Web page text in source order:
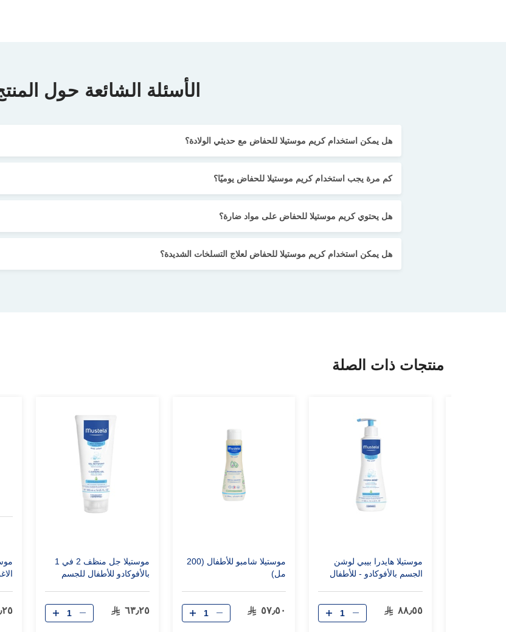
الأسئلة الشائعة حول
هل يمكن استخدام كريم موستيلا للحفاض مع حديثي الولادة؟
كم مرة يجب استخدام كريم موستيلا للحفاض يوميًا؟
هل يحتوي كريم موستيلا للحفاض على مواد ضارة؟
هل يمكن استخدام كريم موستيلا للحفاض لعلاج التسلخات الشديدة؟
منتجات ذات الصلة
موستيلا هايدرا بيبي لوشن
الجسم بالأفوكادو - للأطفال
٨٨٫٥٥
موستيلا شامبو للأطفال (200
مل)
٥٧٫٥٠
موستيلا جل منظف 2 في 1
بالأفوكادو للأطفال للجسم
٦٣٫٢٥